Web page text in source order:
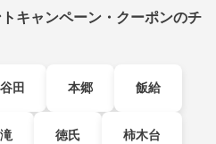
キャンペーン・クーポンのチ
田 本郷 飯給
徳氏 柿木台